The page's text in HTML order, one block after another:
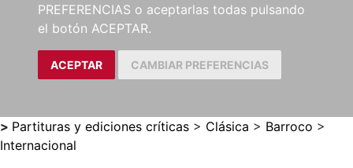
PREFERENCIAS o aceptarlas todas pulsando
el botón ACEPTAR.
ACEPTAR CAMBIAR PREFERENCIAS
> Partituras y ediciones críticas > Clásica > Barroco >
Internacional